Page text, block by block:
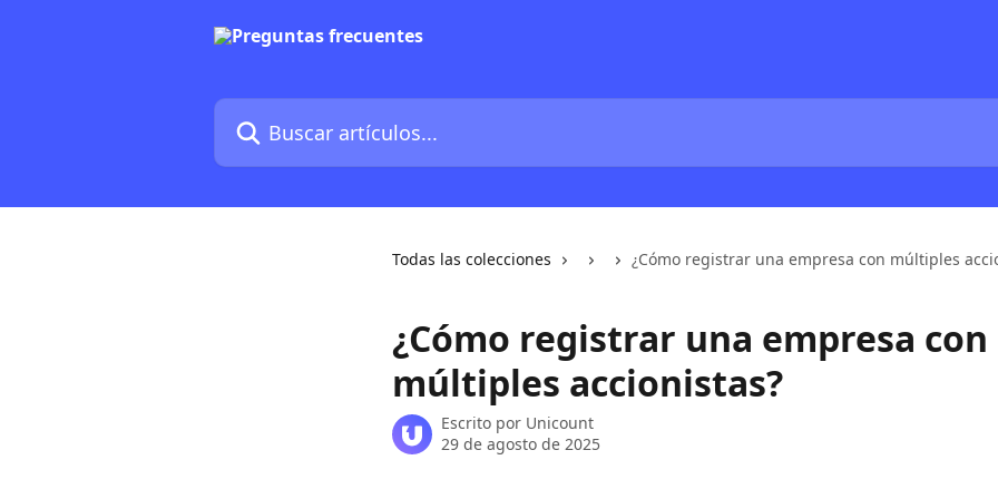
Buscar artículos...
Todas las colecciones ¿Cómo registrar una empresa con múltiples
¿Cómo registrar una empresa con
múltiples accionistas?
Escrito por Unicount
29 de agosto de 2025